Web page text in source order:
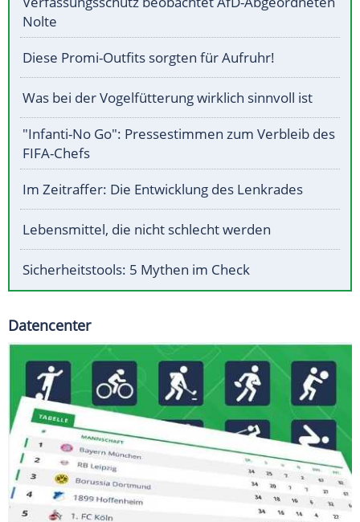
Nolte
Diese Promi-Outfits sorgten für Aufruhr!
Was bei der Vogelfütterung wirklich sinnvoll ist
"Infanti-No Go": Pressestimmen zum Verbleib des
FIFA-Chefs
Im Zeitraffer: Die Entwicklung des Lenkrades
Lebensmittel, die nicht schlecht werden
Sicherheitstools: 5 Mythen im Check
Datencenter